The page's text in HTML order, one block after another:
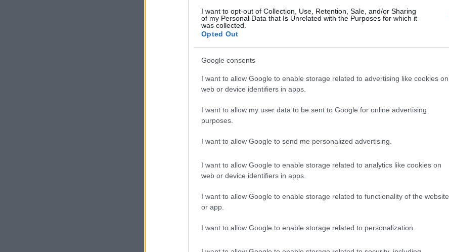
I want to opt-out of Collection, Use, Retention, Sale, and/or Sharing
of my Personal Data that Is Unrelated with the Purposes for which it
was collected.
Opted Out
Google consents
I want to allow Google to enable storage related to advertising like cookies on
web or device identifiers in apps.
I want to allow my user data to be sent to Google for online advertising
purposes.
I want to allow Google to send me personalized advertising.
I want to allow Google to enable storage related to analytics like cookies on
web or device identifiers in apps.
I want to allow Google to enable storage related to functionality of the website
or app.
I want to allow Google to enable storage related to personalization.